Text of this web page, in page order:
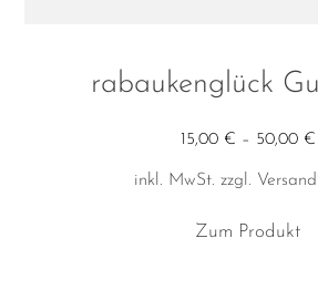
rabaukenglück
15,00 € – 50,00 €
inkl. MwSt. zzgl.
Zum Produkt